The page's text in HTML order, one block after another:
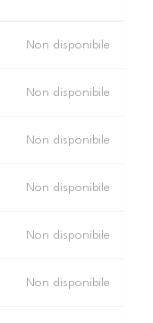
Non disponibile
Non disponibile
Non disponibile
Non disponibile
Non disponibile
Non disponibile